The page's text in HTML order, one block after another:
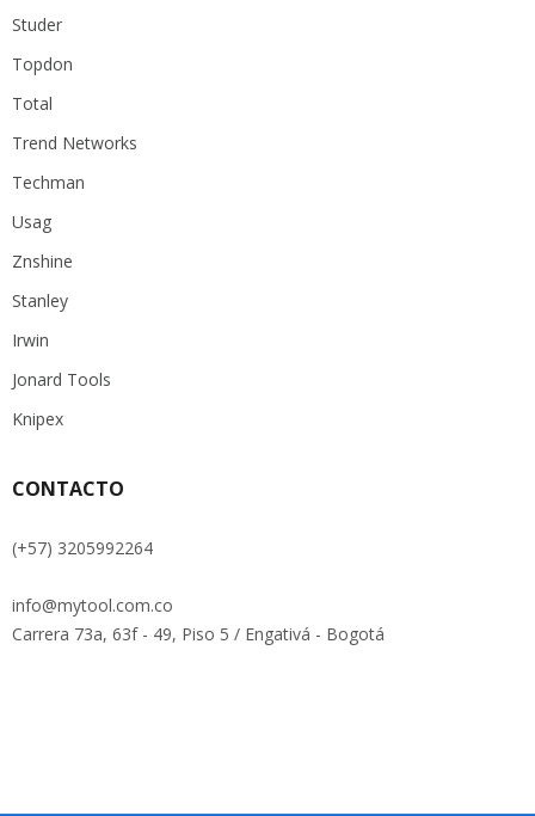
Studer
Topdon
Total
Trend Networks
Techman
Usag
Znshine
Stanley
Irwin
Jonard Tools
Knipex
CONTACTO
(+57) 3205992264
info@mytool.com.co
Carrera 73a, 63f - 49, Piso 5 / Engativá - Bogotá